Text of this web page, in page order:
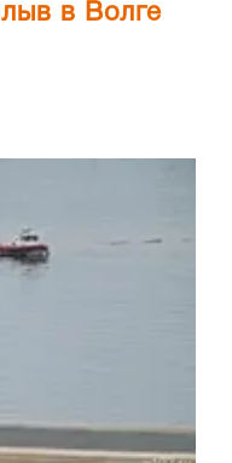
в Волге